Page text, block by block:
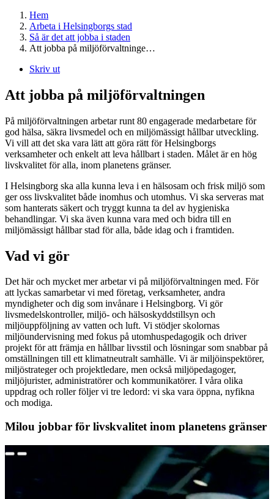
Hem
Arbeta i Helsingborgs stad
Så är det att jobba i staden
Att jobba på miljöförvaltninge…
Skriv ut
Att jobba på miljöförvaltningen
På miljöförvaltningen arbetar runt 80 engagerade medarbetare för
god hälsa, säkra livsmedel och en miljömässigt hållbar utveckling.
Vi vill att det ska vara lätt att göra rätt för Helsingborgs
verksamheter och enkelt att leva hållbart i staden. Målet är en hög
livskvalitet för alla, inom planetens gränser.
I Helsingborg ska alla kunna leva i en hälsosam och frisk miljö som
ger oss livskvalitet både inomhus och utomhus. Vi ska serveras mat
som hanterats säkert och tryggt kunna ta del av hygieniska
behandlingar. Vi ska även kunna vara med och bidra till en
miljömässigt hållbar stad för alla, både idag och i framtiden.
Vad vi gör
Det här och mycket mer arbetar vi på miljöförvaltningen med. För
att lyckas samarbetar vi med företag, verksamheter, andra
myndigheter och dig som invånare i Helsingborg. Vi gör
livsmedelskontroller, miljö- och hälsoskyddstillsyn och
miljöuppföljning av vatten och luft. Vi stödjer skolornas
miljöundervisning med fokus på utomhuspedagogik och driver
projekt för att främja en hållbar livsstil och lösningar som snabbar på
omställningen till ett klimatneutralt samhälle. Vi är miljöinspektörer,
miljöstrateger och projektledare, men också miljöpedagoger,
miljöjurister, administratörer och kommunikatörer. I våra olika
uppdrag och roller följer vi tre ledord: vi ska vara öppna, nyfikna
och modiga.
Milou jobbar för livskvalitet inom planetens gränser